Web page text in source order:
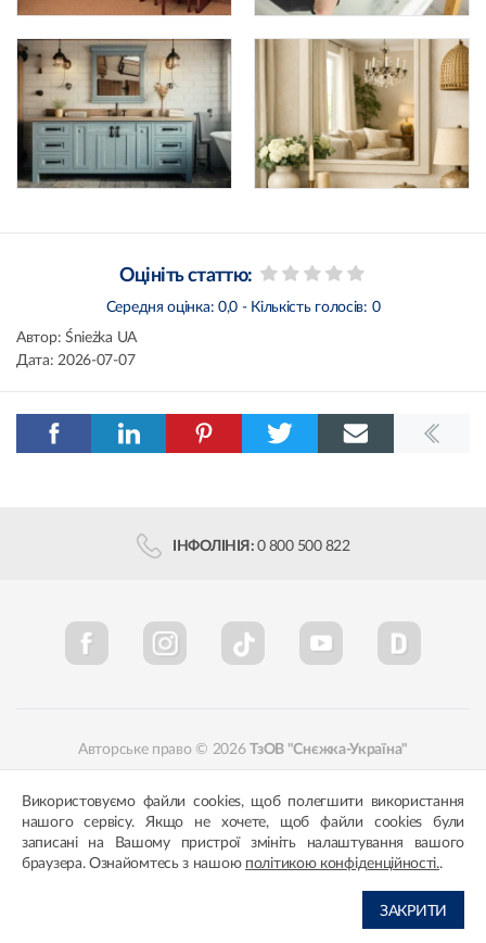
Оцініть статтю:
Середня оцінка: 0,0 - Кількість голосів: 0
Автор: Śnieżka UA
Дата:2026-07-07
ІНФОЛІНІЯ: 0 800 500 822
Авторське право © 2026ТзОВ "Снєжка-Україна"
Політика конфіденційності
Використовуємо файли cookies, щоб полегшити використання
нашого сервісу. Якщо не хочете, щоб файли cookies були
записані на Вашому пристрої змініть налаштування вашого
браузера. Ознайомтесь з нашою політикою конфіденційності..
ЗАКРИТИ